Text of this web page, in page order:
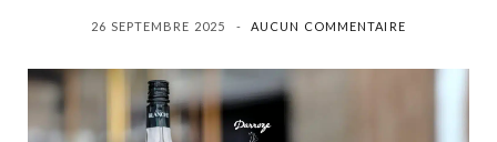
26 SEPTEMBRE 2025 AUCUN COMMENTAIRE